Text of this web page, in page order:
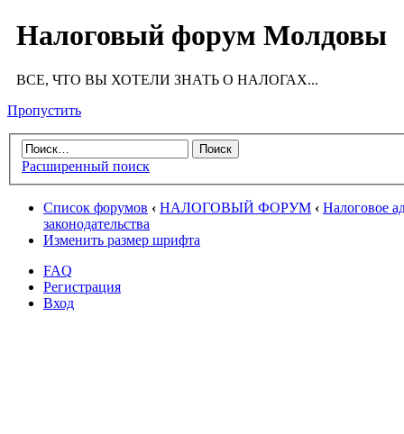
Налоговый форум Молдовы
ВСЕ, ЧТО ВЫ ХОТЕЛИ ЗНАТЬ О НАЛОГАХ...
Пропустить
Расширенный поиск
Список форумов ‹ НАЛОГОВЫЙ ФОРУМ ‹ Налоговое
законодательства
Изменить размер шрифта
FAQ
Регистрация
Вход